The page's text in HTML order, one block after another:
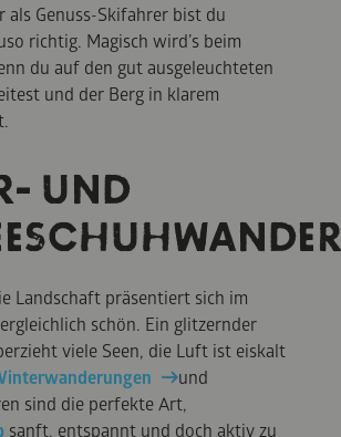
als Genuss-Skifahrer bist du
richtig. Magisch wird’s beim
du auf den gut ausgeleuchteten
und der Berg in klarem
UND
Landschaft präsentiert sich im
schön. Ein glitzernder
viele Seen, die Luft ist eiskalt
und
sind die perfekte Art,
sanft, entspannt und doch aktiv zu